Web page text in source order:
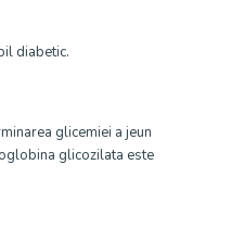
diabetic.
glicemiei a jeun
glicozilata este